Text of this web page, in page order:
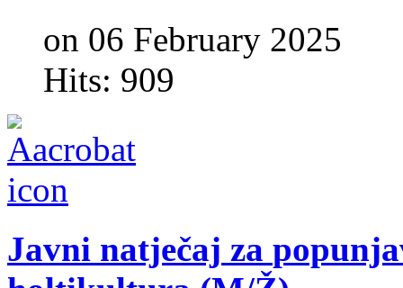
on 06 February 2025
Hits: 909
Javni natječaj za